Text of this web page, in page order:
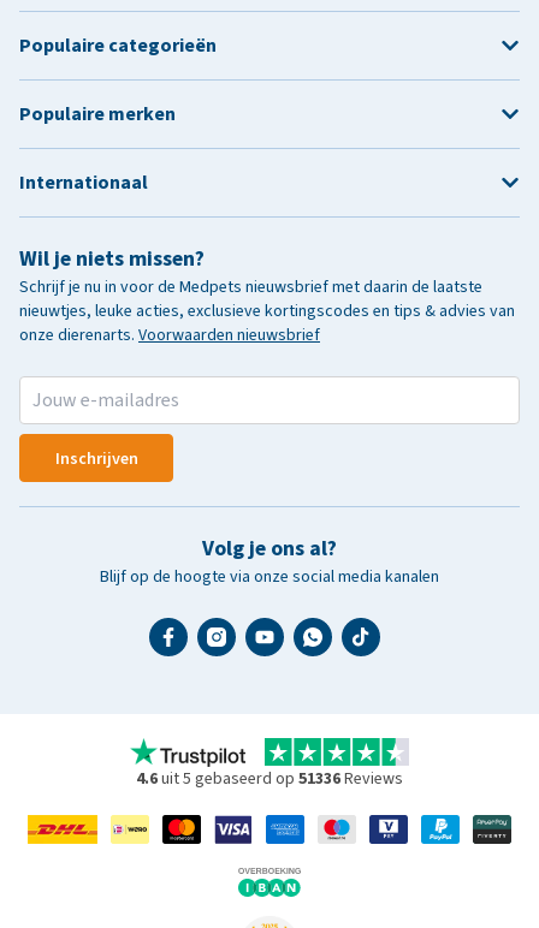
Wil je niets missen?
Schrijf je nu in voor de Medpets nieuwsbrief met daarin de laatste
nieuwtjes, leuke acties, exclusieve kortingscodes en tips & advies van
onze dierenarts. Voorwaarden nieuwsbrief
Inschrijven
Volg je ons al?
Blijf op de hoogte via onze social media kanalen
Populaire categorieën
Populaire merken
Internationaal
4.6uit 5 gebaseerd op 51336Reviews